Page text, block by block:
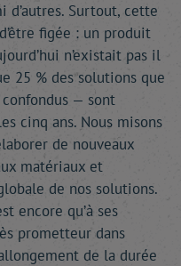
Surtout, cette
figée : un produit
n’existait pas il
25 % des solutions que
— sont
cinq ans. Nous misons
de nouveaux
matériaux et
de nos solutions.
encore qu’à ses
prometteur dans
de la durée